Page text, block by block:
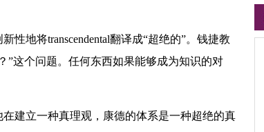
地将transcendental翻译成“超绝的”。钱捷教
”这个问题。任何东西如果能够成为知识的对
建立一种真理观，康德的体系是一种超绝的真